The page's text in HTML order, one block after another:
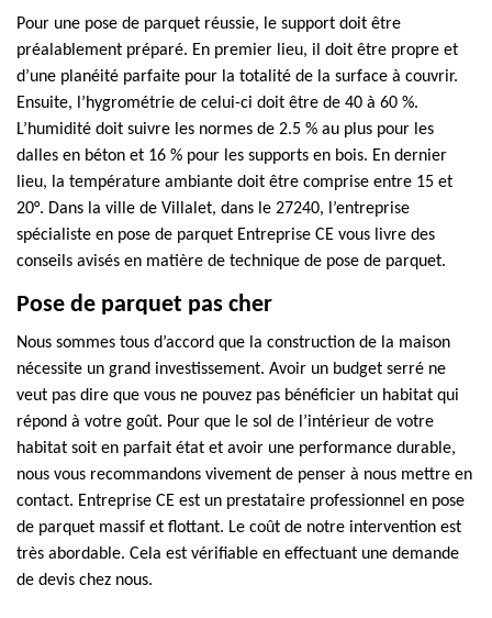
Pour une pose de parquet réussie, le support doit être
préalablement préparé. En premier lieu, il doit être propre et
d’une planéité parfaite pour la totalité de la surface à couvrir.
Ensuite, l’hygrométrie de celui-ci doit être de 40 à 60 %.
L’humidité doit suivre les normes de 2.5 % au plus pour les
dalles en béton et 16 % pour les supports en bois. En dernier
lieu, la température ambiante doit être comprise entre 15 et
20°. Dans la ville de Villalet, dans le 27240, l’entreprise
spécialiste en pose de parquet Entreprise CE vous livre des
conseils avisés en matière de technique de pose de parquet.
Pose de parquet pas cher
Nous sommes tous d’accord que la construction de la maison
nécessite un grand investissement. Avoir un budget serré ne
veut pas dire que vous ne pouvez pas bénéficier un habitat qui
répond à votre goût. Pour que le sol de l’intérieur de votre
habitat soit en parfait état et avoir une performance durable,
nous vous recommandons vivement de penser à nous mettre en
contact. Entreprise CE est un prestataire professionnel en pose
de parquet massif et flottant. Le coût de notre intervention est
très abordable. Cela est vérifiable en effectuant une demande
de devis chez nous.